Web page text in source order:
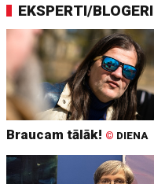
EKSPERTI/BLOGERI
Braucam tālāk! © DIENA